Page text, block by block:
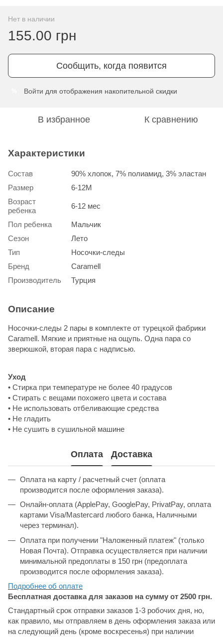
Нет в наличии
155.00 грн
Сообщить, когда появится
Войти для отображения накопительной скидки
В избранное К сравнению
Характеристики
Состав
90% хлопок, 7% полиамид, 3% эластан
Размер
6-12М
Возраст
ребенка
6-12 мес
Пол ребенка
Мальчик
Сезон
Лето
Тип
Носочки-следы
Бренд
Caramell
Производитель
Турция
Описание
Носочки-следы 2 пары в комплекте от турецкой фабрики
Caramell. Мягкие и приятные на ощупь. Одна пара со
зверюшкой, вторая пара с надписью.
Уход
• Стирка при температуре не более 40 градусов
• Стирать с вещами похожего цвета и состава
• Не использовать отбеливающие средства
• Не гладить
• Не сушить в сушильной машине
Оплата Доставка
Оплата на карту / расчетный счет (оплата
производится после оформления заказа).
Онлайн-оплата (ApplePay, GooglePay, PrivatPay, оплата
картами Visa/Mastercard любого банка, Наличными
через терминал).
Оплата при получении "Наложенный платеж" (только
Новая Почта). Отправка осуществляется при наличии
минимальной предоплаты в 150 грн (предоплата
производится после оформления заказа).
Подробнее об оплате
Бесплатная доставка для заказов на сумму от 2500 грн.
Стандартный срок отправки заказов 1-3 робочих дня, но,
как правило, мы отправляем в день оформления заказа или
на следующий день (кроме воскресенья) при наличии